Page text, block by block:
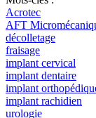
Acrotec
AFT
décolletage
fraisage
implant cervical
implant dentaire
implant
implant rachidien
urologie